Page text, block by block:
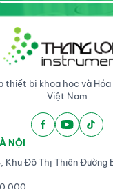
thiết bị khoa học và
Việt Nam
NỘI
Đô Thị Thiên Đường